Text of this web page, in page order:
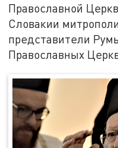
Православной
Словакии
представители
Православных